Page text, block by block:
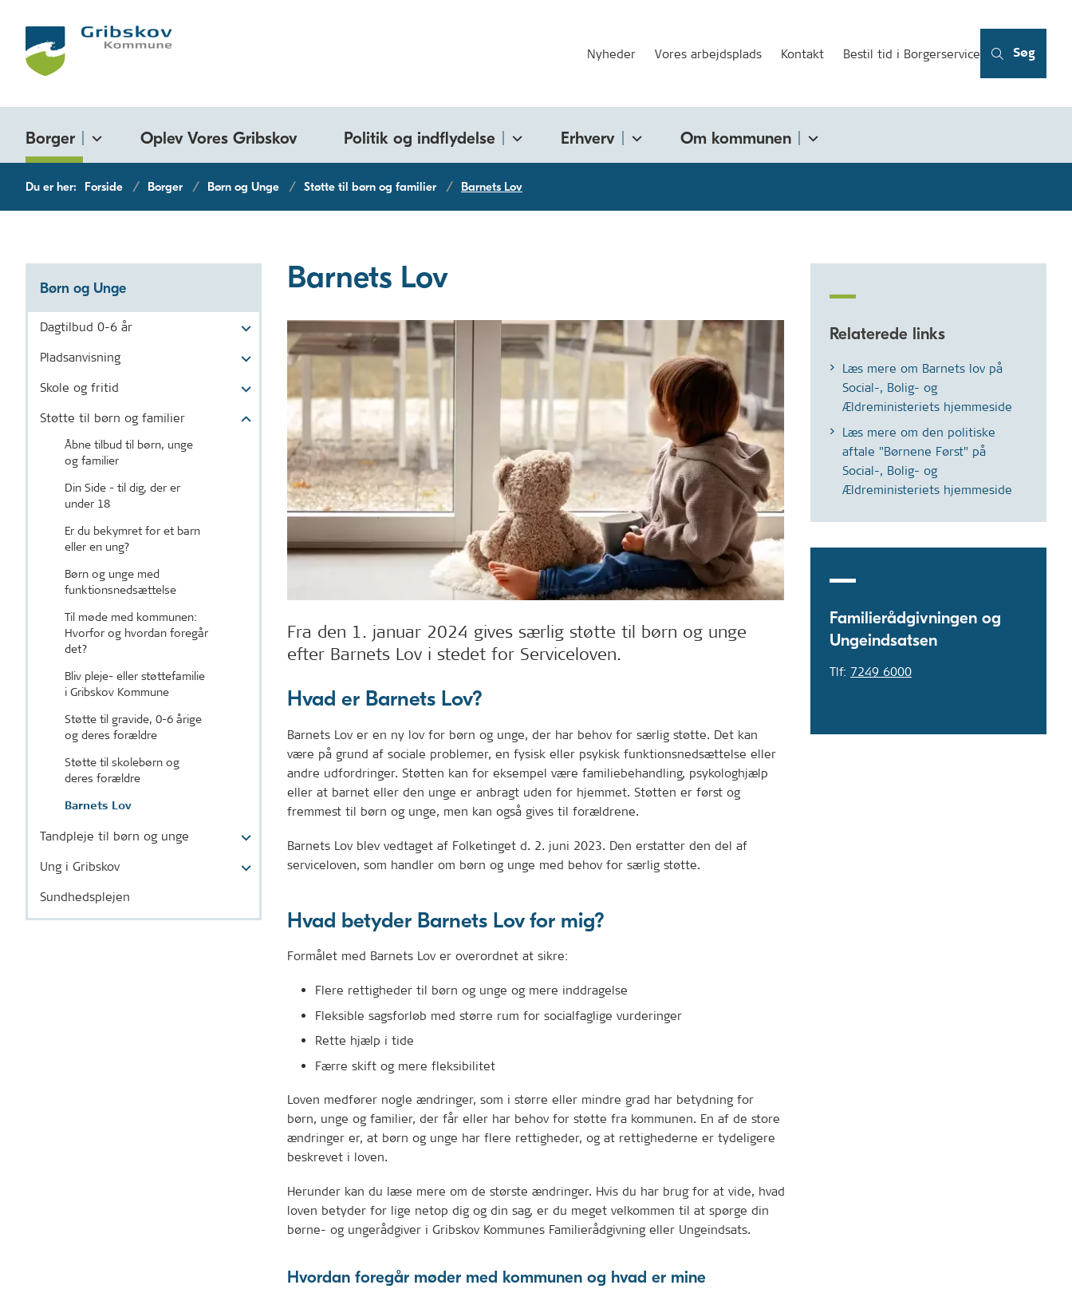
Nyheder Vores arbejdsplads Kontakt Bestil tid i Borgerservice Søg
Borger Oplev Vores Gribskov Politik og indflydelse Erhverv Om kommunen
Du er her: Forside Borger Børn og Unge Støtte til børn og familier Barnets Lov
Børn og Unge
Dagtilbud 0-6 år
Pladsanvisning
Skole og fritid
Støtte til børn og familier
Åbne tilbud til børn, unge
og familier
Din Side - til dig, der er
under 18
Er du bekymret for et barn
eller en ung?
Børn og unge med
funktionsnedsættelse
Til møde med kommunen:
Hvorfor og hvordan foregår
det?
Bliv pleje- eller støttefamilie
i Gribskov Kommune
Støtte til gravide, 0-6 årige
og deres forældre
Støtte til skolebørn og
deres forældre
Barnets Lov
Tandpleje til børn og unge
Ung i Gribskov
Sundhedsplejen
Barnets Lov
Fra den 1. januar 2024 gives særlig støtte til børn og unge
efter Barnets Lov i stedet for Serviceloven.
Hvad er Barnets Lov?
Barnets Lov er en ny lov for børn og unge, der har behov for særlig støtte. Det kan
være på grund af sociale problemer, en fysisk eller psykisk funktionsnedsættelse eller
andre udfordringer. Støtten kan for eksempel være familiebehandling, psykologhjælp
eller at barnet eller den unge er anbragt uden for hjemmet. Støtten er først og
fremmest til børn og unge, men kan også gives til forældrene.
Barnets Lov blev vedtaget af Folketinget d. 2. juni 2023. Den erstatter den del af
serviceloven, som handler om børn og unge med behov for særlig støtte.
Hvad betyder Barnets Lov for mig?
Formålet med Barnets Lov er overordnet at sikre:
Flere rettigheder til børn og unge og mere inddragelse
Fleksible sagsforløb med større rum for socialfaglige vurderinger
Rette hjælp i tide
Færre skift og mere fleksibilitet
Loven medfører nogle ændringer, som i større eller mindre grad har betydning for
børn, unge og familier, der får eller har behov for støtte fra kommunen. En af de store
ændringer er, at børn og unge har flere rettigheder, og at rettighederne er tydeligere
beskrevet i loven.
Herunder kan du læse mere om de største ændringer. Hvis du har brug for at vide, hvad
loven betyder for lige netop dig og din sag, er du meget velkommen til at spørge din
børne- og ungerådgiver i Gribskov Kommunes Familierådgivning eller Ungeindsats.
Hvordan foregår møder med kommunen og hvad er mine
Relaterede links
Læs mere om Barnets lov på
Social-, Bolig- og
Ældreministeriets hjemmeside
Læs mere om den politiske
aftale "Børnene Først" på
Social-, Bolig- og
Ældreministeriets hjemmeside
Familierådgivningen og
Ungeindsatsen
Tlf: 7249 6000